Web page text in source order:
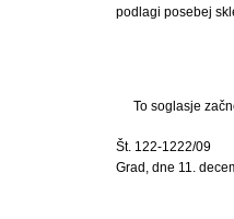
podlagi posebej
To soglasje
Št. 122-1222/09
Grad, dne 11.